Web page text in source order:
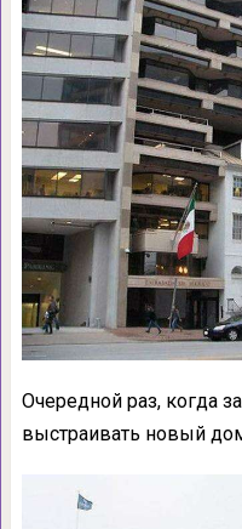
Очередной раз, когда
выстраивать новый